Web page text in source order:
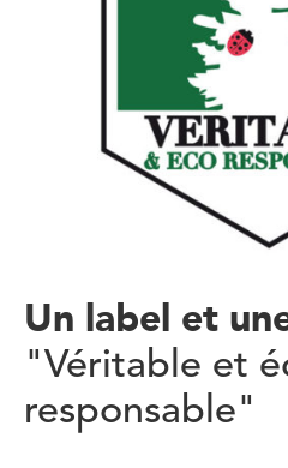
Un label et
"Véritable et
responsable"